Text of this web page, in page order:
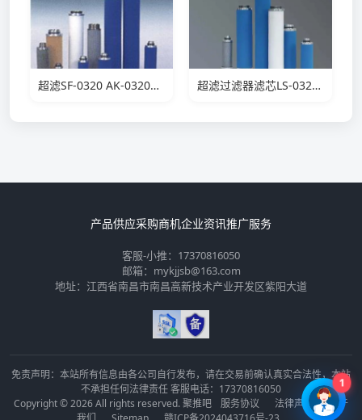
超滤SF-0320 AK-0320滤芯 超滤过滤器滤芯LS-0320滤芯
产品供应采购商机企业资讯推广服务
客服-小推：17370816050
邮箱：mykjjsb@163.com
地址：江西省南昌市南昌高新技术产业开发区紫阳大道
免责声明：本站所有信息由各公司自行发布，请在交易前确认真实合法性，本站
不承担任何法律责任 客服电话：17370816050
Copyright © 2026 All rights reserved. 聚推吧
服务协议 法律声明
关于
1